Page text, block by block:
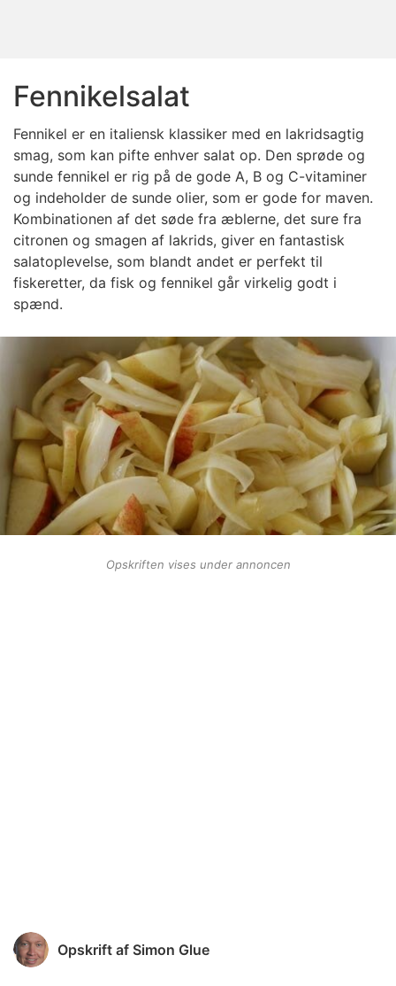
Fennikelsalat
Fennikel er en italiensk klassiker med en lakridsagtig
smag, som kan pifte enhver salat op. Den sprøde og
sunde fennikel er rig på de gode A, B og C-vitaminer
og indeholder de sunde olier, som er gode for maven.
Kombinationen af det søde fra æblerne, det sure fra
citronen og smagen af lakrids, giver en fantastisk
salatoplevelse, som blandt andet er perfekt til
fiskeretter, da fisk og fennikel går virkelig godt i
spænd.
Opskriften vises under annoncen
Opskrift af Simon Glue